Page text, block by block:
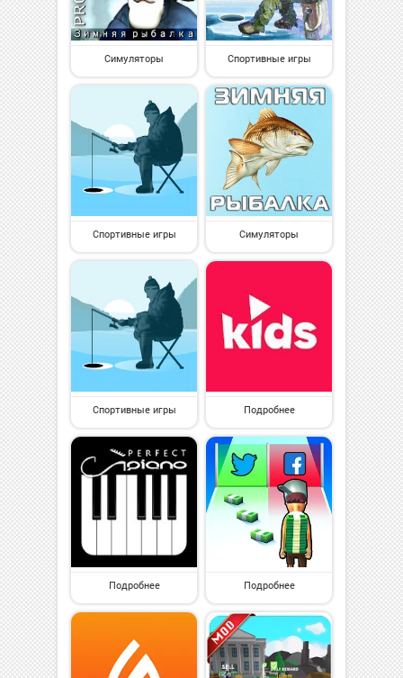
Симуляторы Спортивные игры
Спортивные игры Симуляторы
Спортивные игры Подробнее
Подробнее Подробнее